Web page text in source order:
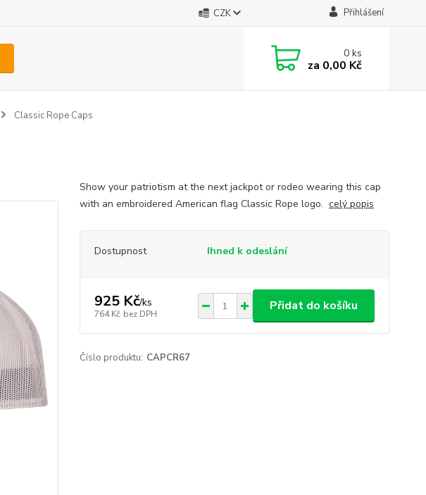
CZK Přihlášení
0ks
za 0,00 Kč
Classic Rope Caps
Show your patriotism at the next jackpot or rodeo wearing this cap
with an embroidered American flag Classic Rope logo. celý popis
Dostupnost Ihned k odeslání
925 Kč/ks
764 Kč bez DPH
Přidat do košíku
Číslo produktu: CAPCR67